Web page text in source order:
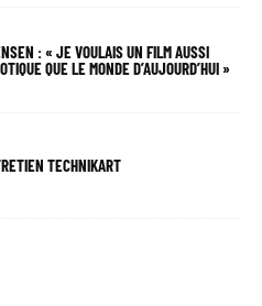
: « JE VOULAIS UN FILM AUSSI
QUE LE MONDE D’AUJOURD’HUI »
TECHNIKART